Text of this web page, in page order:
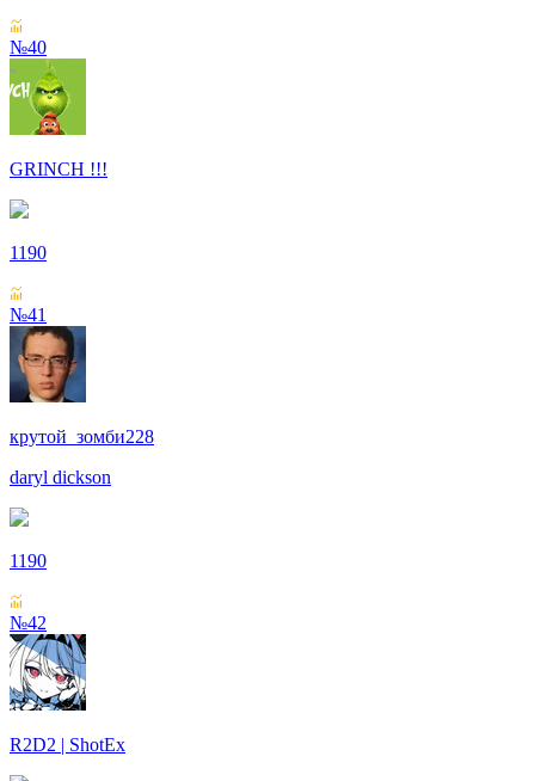
№40
GRINCH !!!
1190
№41
крутой_зомби228
daryl dickson
1190
№42
R2D2 | ShotEx